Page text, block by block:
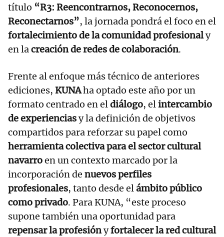
título “R3: Reencontrarnos, Reconocernos,
Reconectarnos”, la jornada pondrá el foco en el
fortalecimiento de la comunidad profesionaly
en lacreación de redes de colaboración.
Frente al enfoque más técnico de anteriores
ediciones, KUNAha optado este año por un
formato centrado en eldiálogo, elintercambio
de experienciasy la definición de objetivos
compartidos para reforzar su papel como
herramienta colectiva para el sector cultural
navarroen un contexto marcado por la
incorporación de nuevos perfiles
profesionales, tanto desde elámbito público
como privado. Para KUNA, “este proceso
supone también una oportunidad para
repensar la profesiónyfortalecer la red cultural